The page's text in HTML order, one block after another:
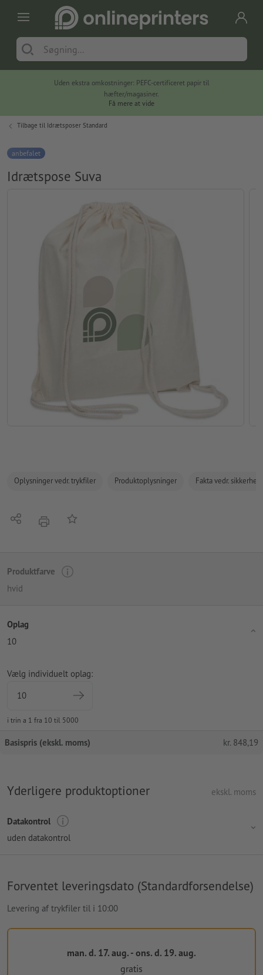
Uden ekstra omkostninger: PEFC-certificeret papir til
hæfter/magasiner.
Få mere at vide
Tilbage til Idrætsposer Standard
anbefalet
Idrætspose Suva
Oplysninger vedr. trykfiler Produktoplysninger Fakta vedr.
Del tryk Tilføj til huskelisten
Produktfarve
hvid
Oplag
10
Vælg individuelt oplag:
i trin a 1 fra 10 til 5000
Basispris (ekskl. moms) kr. 848,19
Yderligere produktoptioner ekskl. moms
Datakontrol
uden datakontrol
Forventet leveringsdato (Standardforsendelse)
Levering af trykfiler til i 10:00
man. d. 17. aug. - ons. d. 19. aug.
gratis